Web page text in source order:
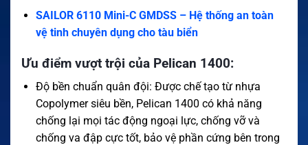
SAILOR 6110 Mini-C GMDSS – Hệ thống an toàn
vệ tinh chuyên dụng cho tàu biển
Ưu điểm vượt trội của Pelican 1400:
Độ bền chuẩn quân đội: Được chế tạo từ nhựa
Copolymer siêu bền, Pelican 1400 có khả năng
chống lại mọi tác động ngoại lực, chống vỡ và
chống va đập cực tốt, bảo vệ phần cứng bên trong